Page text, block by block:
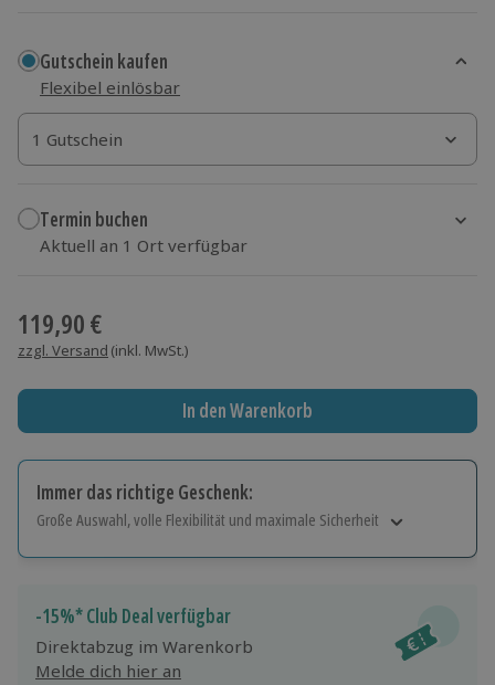
Gutschein kaufen
Flexibel einlösbar
1 Gutschein
1 Gutschein
1 Gutschein
Termin buchen
Aktuell an 1 Ort verfügbar
119,90 €
zzgl. Versand (inkl. MwSt.)
In den Warenkorb
Immer das richtige Geschenk:
Große Auswahl, volle Flexibilität und maximale Sicherheit
Jeder Gutschein für alle Erlebnisse einlösbar.
Maximale Sicherheit
3 Jahre gültig & verlängerbar.
-15%* Club Deal verfügbar
Direktabzug im Warenkorb
Melde dich hier an